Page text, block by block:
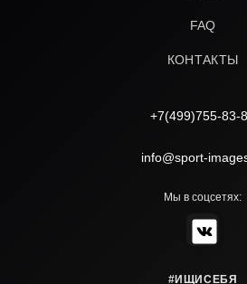
FAQ
КОНТАКТЫ
+7(499)755-83-
info@sport-
Мы в соцсетях:
#ИЩИСЕБЯ